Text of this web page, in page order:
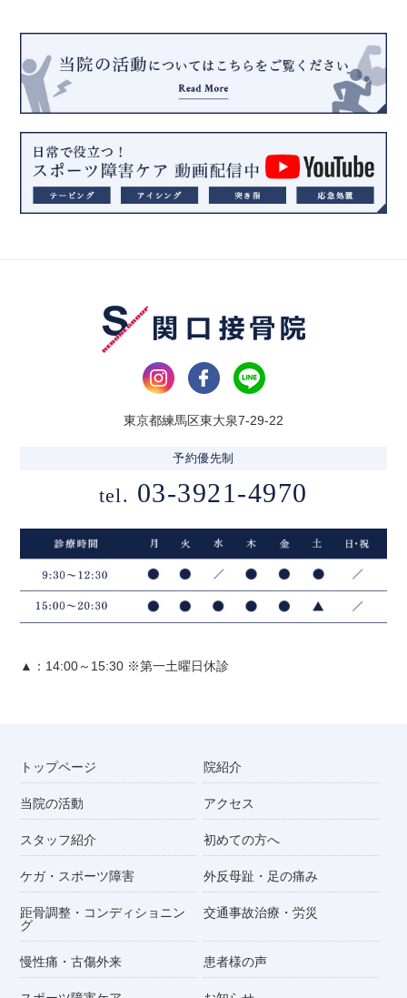
東京都練馬区東大泉7-29-22
tel. 03-3921-4970
予約優先制
▲：14:00～15:30 ※第一土曜日休診
トップページ 院紹介
当院の活動 アクセス
スタッフ紹介 初めての方へ
ケガ・スポーツ障害 外反母趾・足の痛み
距骨調整・コンディショニン
グ
交通事故治療・労災
慢性痛・古傷外来 患者様の声